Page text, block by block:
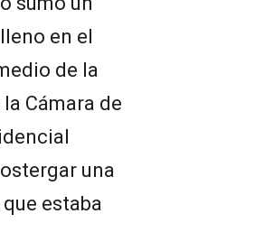
en el
de la
Cámara de
una
estaba